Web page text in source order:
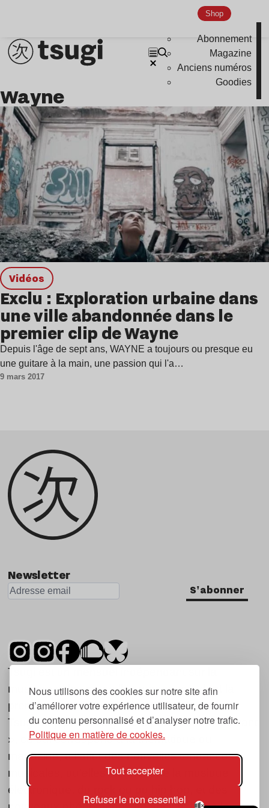
Nous utilisons des cookies sur notre site afin
d’améliorer votre expérience utilisateur, de fournir
du contenu personnalisé et d’analyser notre trafic.
Politique en matière de cookies.
Tout accepter
Refuser le non essentiel
Shop
Abonnement
Magazine
Anciens numéros
Goodies
Wayne
Vidéos
Exclu : Exploration urbaine dans
une ville abandonnée dans le
premier clip de Wayne
Depuis l'âge de sept ans, WAYNE a toujours ou presque eu
une guitare à la main, une passion qui l'a…
9 mars 2017
Newsletter
S'abonner
Tsugi est un mensuel indépendant sur la
musique et les nouvelles tendances, dont la
première parution date de 2007.
Tsugi en japonais signifie « prochain », « suivant
», ce qui correspond à la thématique du
magazine, à l’affût des nouvelles tendances
musicales, qu’elles viennent de la musique
électronique, du rock ou du hip hop, et des